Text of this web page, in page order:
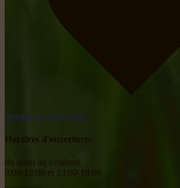
obtenir un itinéraire
Horaires d'ouverture:
du lundi au vendredi
8:00-12:00 et 13:00-18:00